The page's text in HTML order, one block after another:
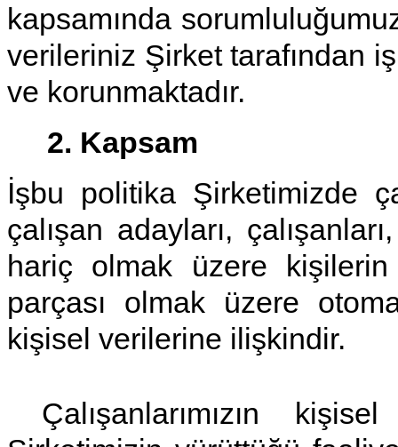
kapsamında
verileriniz Şirket tarafından
ve korunmaktadır.
2. Kapsam
İşbu politika Şirketimizde
çalışan adayları,
hariç olmak üzere
parçası olmak üzere
kişisel verilerine ilişkindir.
Çalışanlarımızın